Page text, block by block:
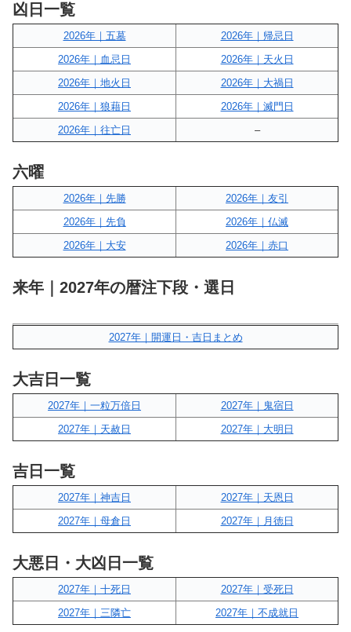
凶日一覧
2026年｜五墓
2026年｜帰忌日
2026年｜血忌日
2026年｜天火日
2026年｜地火日
2026年｜大禍日
2026年｜狼藉日
2026年｜滅門日
2026年｜往亡日
–
六曜
2026年｜先勝
2026年｜友引
2026年｜先負
2026年｜仏滅
2026年｜大安
2026年｜赤口
来年｜2027年の暦注下段・選日
2027年｜開運日・吉日まとめ
大吉日一覧
2027年｜一粒万倍日
2027年｜鬼宿日
2027年｜天赦日
2027年｜大明日
吉日一覧
2027年｜神吉日
2027年｜天恩日
2027年｜母倉日
2027年｜月徳日
大悪日・大凶日一覧
2027年｜十死日
2027年｜受死日
2027年｜三隣亡
2027年｜不成就日